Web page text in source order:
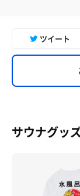
ツイート
サウナグッ